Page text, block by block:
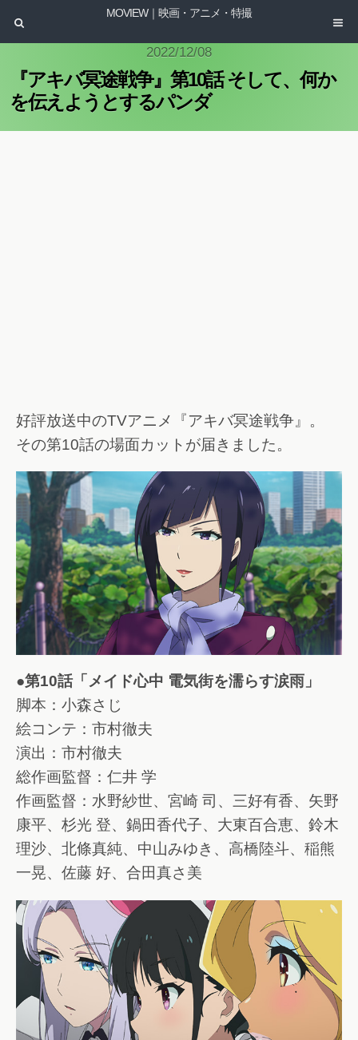
MOVIEW｜映画・アニメ・特撮
2022/12/08
『アキバ冥途戦争』第10話 そして、何か
を伝えようとするパンダ
好評放送中のTVアニメ『アキバ冥途戦争』。
その第10話の場面カットが届きました。
●第10話「メイド心中 電気街を濡らす涙雨」
脚本：小森さじ
絵コンテ：市村徹夫
演出：市村徹夫
総作画監督：仁井 学
作画監督：水野紗世、宮崎 司、三好有香、矢野
康平、杉光 登、鍋田香代子、大東百合恵、鈴木
理沙、北條真純、中山みゆき、高橋陸斗、稲熊
一晃、佐藤 好、合田真さ美